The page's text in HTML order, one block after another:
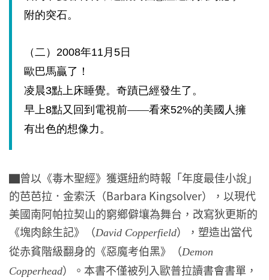
附的突石。
（二） 2008年11月 5 日
歐巴馬贏了！
凌晨3點上床睡覺。奇蹟已經發生了。
早上8點又回到電視前——看來52%的美國人擁
有出色的想像力。
▇曾以《毒木聖經》獲選紐約時報「年度最佳小說」
的芭芭拉．金索沃（Barbara Kingsolver），以現代
美國南阿帕拉契山的窮鄉僻壤為舞台，改寫狄更斯的
《塊肉餘生記》（David Copperfield），塑造出當代
從赤貧階級翻身的《惡魔考伯黑》（Demon
Copperhead）。本書不僅被列入歐普拉讀書會書單，